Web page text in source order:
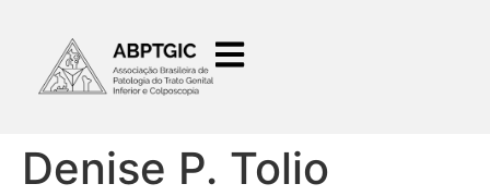
Denise P. Tolio